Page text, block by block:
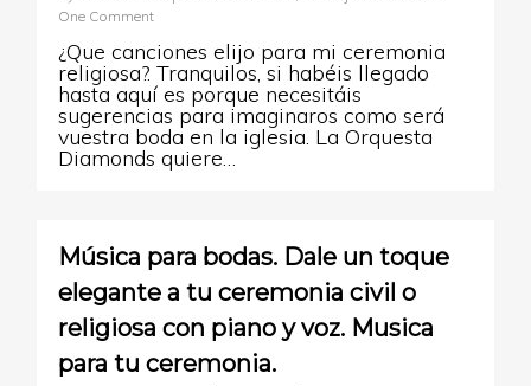
One Comment
¿Que canciones elijo para mi ceremonia
religiosa?. Tranquilos, si habéis llegado
hasta aquí es porque necesitáis
sugerencias para imaginaros como será
vuestra boda en la iglesia. La Orquesta
Diamonds quiere…
Música para bodas. Dale un toque
elegante a tu ceremonia civil o
religiosa con piano y voz. Musica
para tu ceremonia.